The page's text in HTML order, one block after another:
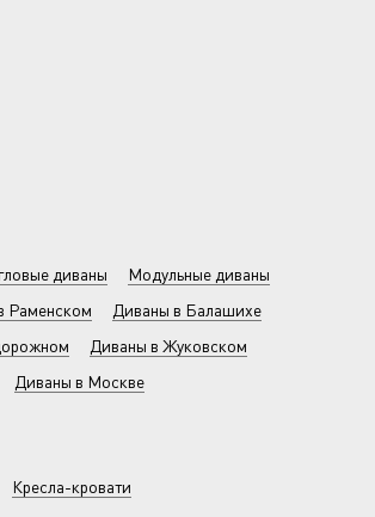
диваны
Модульные диваны
Раменском
Диваны в Балашихе
Диваны в Жуковском
Диваны в Москве
Кресла-кровати